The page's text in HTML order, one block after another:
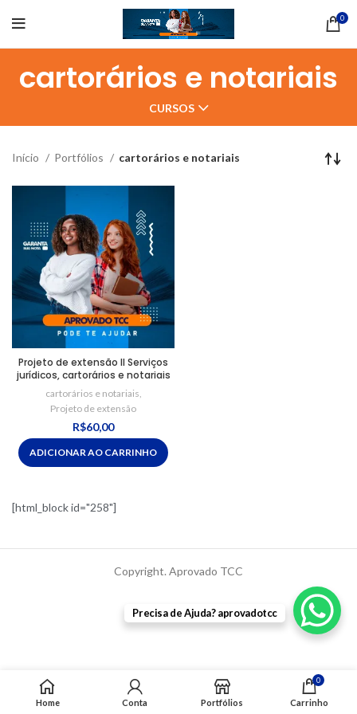
0
cartorários e notariais
CURSOS
Início Portfólios cartorários e notariais
Projeto de extensão II Serviços
jurídicos, cartorários e notariais
cartorários e notariais,
Projeto de extensão
R$60,00
ADICIONAR AO CARRINHO
[html_block id="258"]
Copyright. Aprovado TCC
Precisa de Ajuda? aprovadotcc
Home Conta Portfólios
0
Carrinho